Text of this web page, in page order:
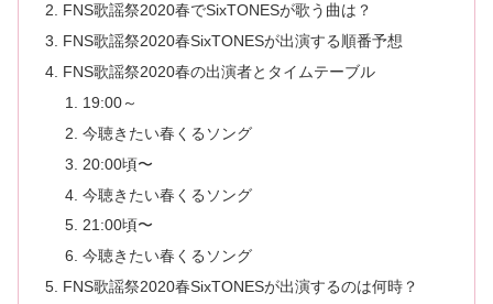
FNS歌謡祭2020春でSixTONESが歌う曲は？
FNS歌謡祭2020春SixTONESが出演する順番予想
FNS歌謡祭2020春の出演者とタイムテーブル
19:00～
今聴きたい春くるソング
20:00頃〜
今聴きたい春くるソング
21:00頃〜
今聴きたい春くるソング
FNS歌謡祭2020春SixTONESが出演するのは何時？